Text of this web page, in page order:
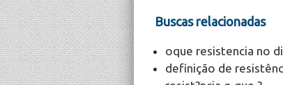
Buscas relacionadas
oque resistencia no
definição de